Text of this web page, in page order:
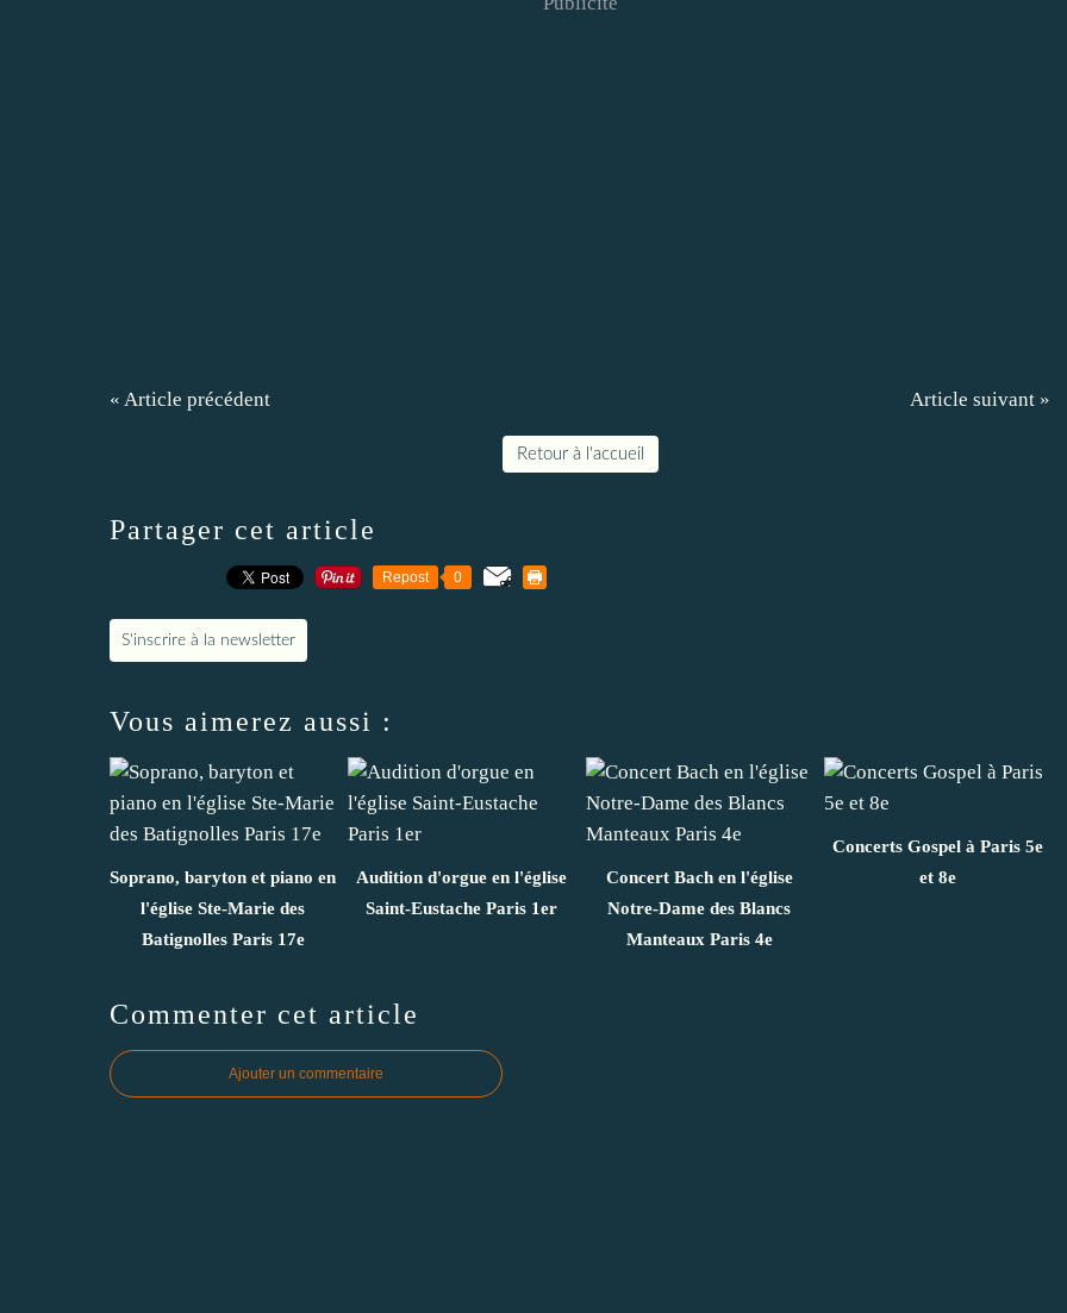
« Article précédent Article suivant »
Retour à l'accueil
Partager cet article
Repost 0
S'inscrire à la newsletter
Vous aimerez aussi :
Soprano, baryton et piano en
l'église Ste-Marie des
Batignolles Paris 17e
Audition d'orgue en l'église
Saint-Eustache Paris 1er
Concert Bach en l'église
Notre-Dame des Blancs
Manteaux Paris 4e
Concerts Gospel à Paris 5e
et 8e
Commenter cet article
Ajouter un commentaire